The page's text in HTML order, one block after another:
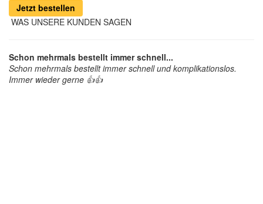
Jetzt bestellen
WAS UNSERE KUNDEN SAGEN
Schon mehrmals bestellt immer schnell...
Schon mehrmals bestellt immer schnell und komplikationslos.
Immer wieder gerne 👍👍